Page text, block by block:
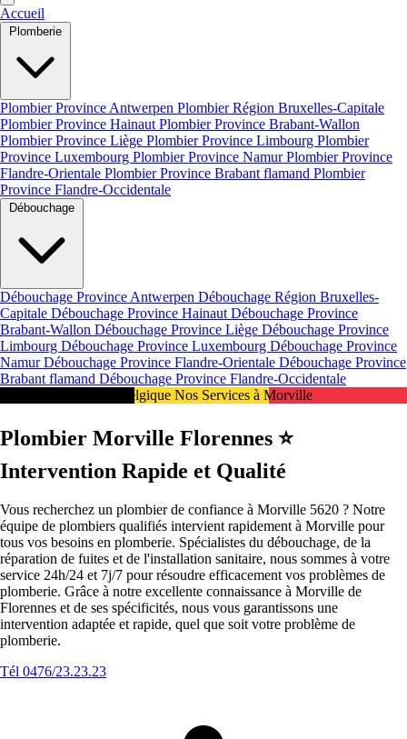
Accueil
Plombier Province Antwerpen Plombier Région Bruxelles-Capitale
Plombier Province Hainaut Plombier Province Brabant-Wallon
Plombier Province Liège Plombier Province Limbourg Plombier
Province Luxembourg Plombier Province NamurPlombier Province
Flandre-Orientale Plombier Province Brabant flamand Plombier
Province Flandre-Occidentale
Débouchage Province Antwerpen Débouchage Région Bruxelles-
Capitale Débouchage Province Hainaut Débouchage Province
Brabant-Wallon Débouchage Province Liège Débouchage Province
Limbourg Débouchage Province Luxembourg Débouchage Province
NamurDébouchage Province Flandre-Orientale Débouchage Province
Brabant flamand Débouchage Province Flandre-Occidentale
Intervention 24/7 en Belgique Nos Services à Morville
Plombier Morville Florennes ⭐️
Intervention Rapide et Qualité
Vous recherchez un plombier de confiance à Morville 5620 ? Notre
équipe de plombiers qualifiés intervient rapidement à Morville pour
tous vos besoins en plomberie. Spécialistes du débouchage, de la
réparation de fuites et de l'installation sanitaire, nous sommes à votre
service 24h/24 et 7j/7 pour résoudre efficacement vos problèmes de
plomberie. Grâce à notre excellente connaissance à Morville de
Florennes et de ses spécificités, nous vous garantissons une
intervention adaptée et rapide, quel que soit votre problème de
plomberie.
Tél 0476/23.23.23